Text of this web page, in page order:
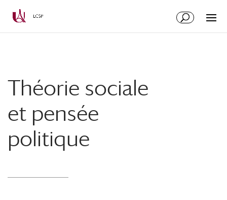
Théorie sociale
et pensée
politique